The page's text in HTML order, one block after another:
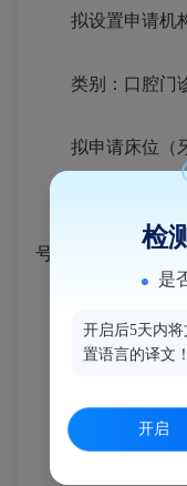
拟设置申请机
类别：口腔门
拟申请床位（
机构选址：
号
服务对象：社会
检
是
开启后5天内
置语言的译文！
开启